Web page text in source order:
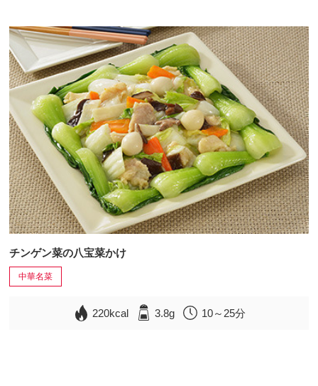
チンゲン菜の八宝菜かけ
中華名菜
220kcal 3.8g 10～25分